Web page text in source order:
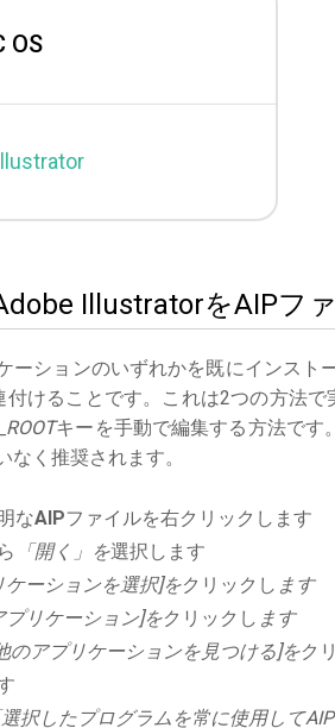
OS
IllustratorをAIPフ
ーションのいずれかを既にインスト
付けることです。これは2つの方法
キーを手動で編集する方法です
く推奨されます。
なAIPファイルを右クリックします
「開く」を選択します
ケーションを選択]をクリックし ます
プリケーション]をクリックし ます
のアプリケーションを見つける]をク
選択したプログラムを常に使用して